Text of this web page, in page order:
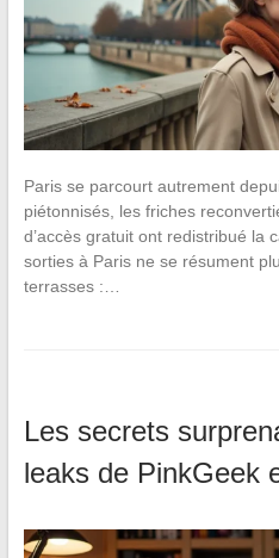
Paris se parcourt autrement
piétonnisés, les friches
d’accès gratuit ont redistribué la
sorties à Paris ne se résument
terrasses :…
Les secrets
leaks de PinkGeek